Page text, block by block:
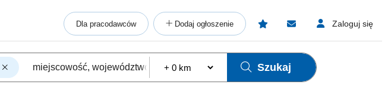
Dla pracodawców Dodaj ogłoszenie Zaloguj się
Szukaj